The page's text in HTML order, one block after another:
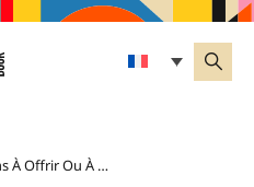
Top Des Meilleurs Parfums À Offrir Ou À Se Concocter